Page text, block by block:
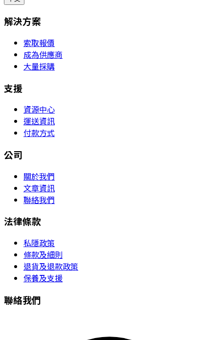
解決方案
索取報價
成為供應商
大量採購
支援
資源中心
運送資訊
付款方式
公司
關於我們
文章資訊
聯絡我們
法律條款
私隱政策
條款及細則
退貨及退款政策
保養及支援
聯絡我們